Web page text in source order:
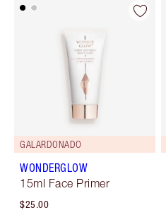
GALARDONADO
WONDERGLOW
15ml Face Primer
$25.00